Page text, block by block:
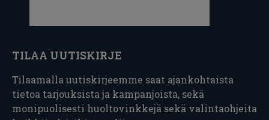
TILAA UUTISKIRJE
Tilaamalla uutiskirjeemme saat ajankohtaista
tietoa tarjouksista ja kampanjoista, sekä
monipuolisesti huoltovinkkejä sekä valintaohjeita